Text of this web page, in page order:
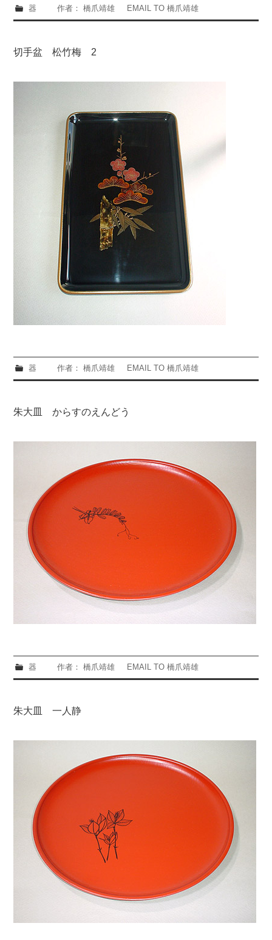
器 作者： 橋爪靖雄 EMAIL TO 橋爪靖雄
切手盆 松竹梅 2
器 作者： 橋爪靖雄 EMAIL TO 橋爪靖雄
朱大皿 からすのえんどう
器 作者： 橋爪靖雄 EMAIL TO 橋爪靖雄
朱大皿 一人静